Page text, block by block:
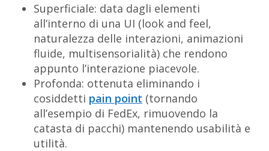
Superficiale: data dagli elementi
all’interno di una UI (look and feel,
naturalezza delle interazioni, animazioni
fluide, multisensorialità) che rendono
appunto l’interazione piacevole.
Profonda: ottenuta eliminando i
cosiddetti pain point (tornando
all’esempio di FedEx, rimuovendo la
catasta di pacchi) mantenendo usabilità e
utilità.